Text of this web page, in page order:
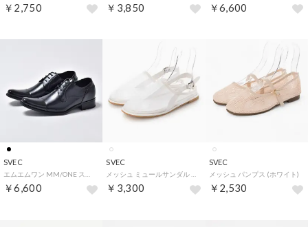
￥2,750 ￥3,850 ￥6,600
SVEC
￥6,600
SVEC
￥3,300
SVEC
メッシュ パンプス (ホワイト)
￥2,530